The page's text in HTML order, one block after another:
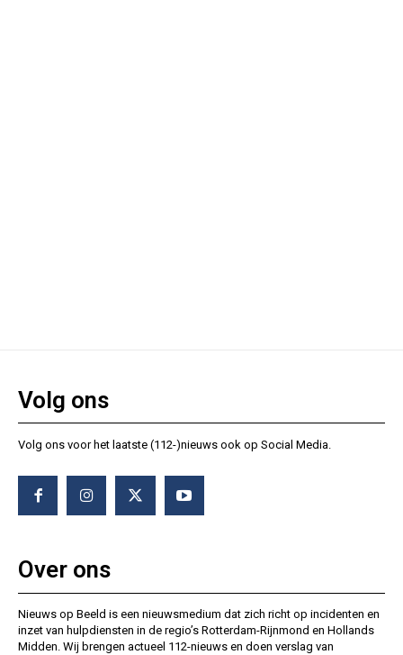
Volg ons
Volg ons voor het laatste (112-)nieuws ook op Social Media.
Over ons
Nieuws op Beeld is een nieuwsmedium dat zich richt op incidenten en
inzet van hulpdiensten in de regio’s Rotterdam-Rijnmond en Hollands
Midden. Wij brengen actueel 112-nieuws en doen verslag van